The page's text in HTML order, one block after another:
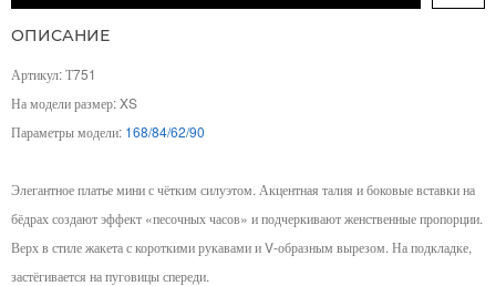
ОПИСАНИЕ
Артикул: Т751
На модели размер: XS
Параметры модели: 168/84/62/90
Элегантное платье мини с чётким силуэтом. Акцентная талия и боковые вставки на
бёдрах создают эффект «песочных часов» и подчеркивают женственные пропорции.
Верх в стиле жакета с короткими рукавами и V-образным вырезом. На подкладке,
застёгивается на пуговицы спереди.